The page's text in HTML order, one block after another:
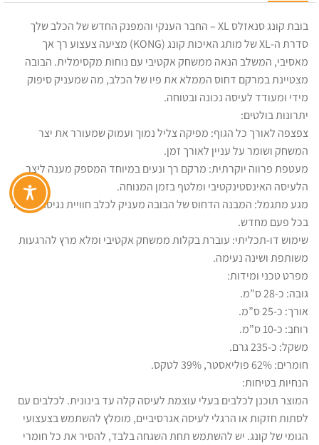
בובת קונג סנאזלס XL – החבר הענקי והמפנק החדש של הכלב שלך
סדרת ה-XL של מותג האיכות קונג (KONG) מציעה צעצוע רך אך
מאסיבי, המשלב הנאה ממשחק אקטיבי עם נוחות מקסימלית. הבובה
מצטיינת במרקם דחוס הממלא את פיו של הכלב, מה שמעניק סיפוק
מידי ומעודד לעיסה נכונה ובטוחה.
יתרונות בולטים:
צפצפה לאורך כל הגוף: מפיקה צליל נמוך ועמוק שמעורר את יצר
המשחק ושומר על עניין לאורך זמן.
מעטפת פרווה יוקרתית: מרקם רך ונעים במיוחד המספק מענה ליצר
הלעיסה האינסטינקטיבי ומלטף בזמן המנוחה.
מגע מתגמל: המבנה הדחוס של הבובה מעניק לכלב חוויית נגיסה מהנה
בכל פעם מחדש.
שימוש דו-תכליתי: עוברת בקלות ממשחק אקטיבי ומלא מרץ להרגעות
משותפת ושינה נעימה.
מפרט טכני ומידות:
גובה: כ-28 ס”מ.
אורך: כ-25 ס”מ.
רוחב: כ-10 ס”מ.
משקל: כ-235 גרם.
חומרים: 62% פוליאסטר, 39% לטקס.
הנחיות בטיחות:
המוצר תוכנן לכלבים בעלי עוצמת לעיסה קלה עד בינונית. לכלבים עם
לסתות חזקות או הרגלי לעיסה אגרסיביים, מומלץ להשתמש בצעצועי
הגומי של קונג. יש להשתמש תחת השגחה בלבד, להסיר את כל חומרי